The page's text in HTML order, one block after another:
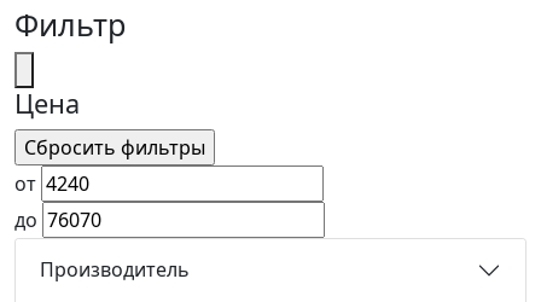
Фильтр
Цена
от
до
Производитель